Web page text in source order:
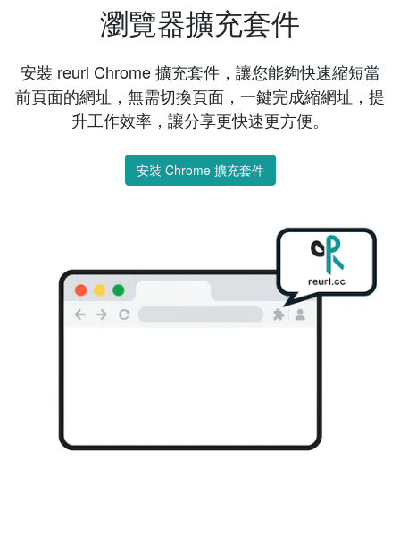
瀏覽器擴充套件
安裝 reurl Chrome 擴充套件，讓您能夠快速縮短當
前頁面的網址，無需切換頁面，一鍵完成縮網址，提
升工作效率，讓分享更快速更方便。
安裝 Chrome 擴充套件